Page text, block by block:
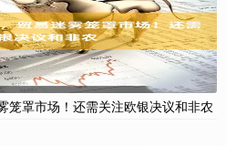
笼罩市场！还需关注欧银决议和非农